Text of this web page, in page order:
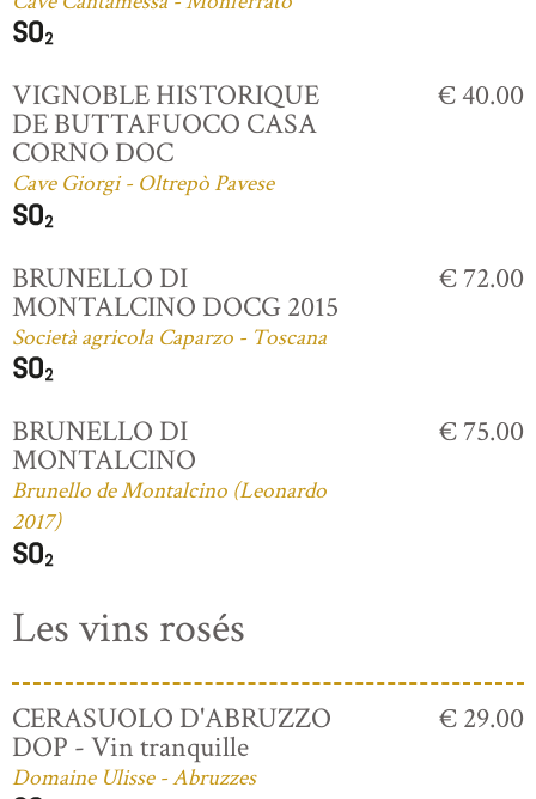
VIGNOBLE HISTORIQUE
DE BUTTAFUOCO CASA
CORNO DOC
Cave Giorgi - Oltrepò Pavese
€ 40.00
BRUNELLO DI
MONTALCINO DOCG 2015
Società agricola Caparzo - Toscana
€ 72.00
BRUNELLO DI
MONTALCINO
Brunello de Montalcino (Leonardo
2017)
€ 75.00
Les vins rosés
CERASUOLO D'ABRUZZO
DOP - Vin tranquille
Domaine Ulisse - Abruzzes
€ 29.00